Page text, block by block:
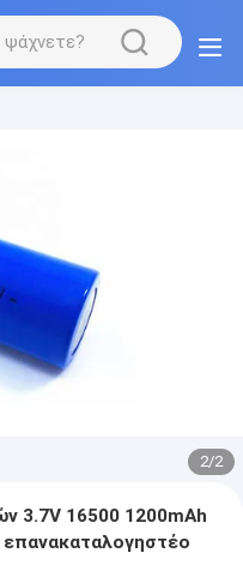
2/2
3.7V 16500 1200mAh
επανακαταλογηστέο